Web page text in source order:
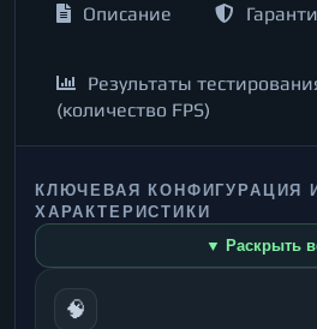
Описание
Результаты
(количество FPS)
КЛЮЧЕВАЯ КОНФИГУРАЦИЯ
ХАРАКТЕРИСТИКИ
▼ Раскрыть
🧠